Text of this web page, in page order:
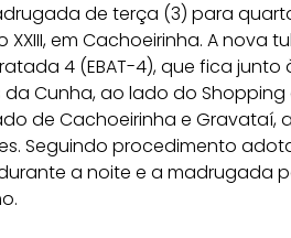
de terça (3) para
em Cachoeirinha. A nova
4 (EBAT-4), que fica
da Cunha, ao lado do
de Cachoeirinha e Gravataí,
Seguindo procedimento
a noite e a madrugada